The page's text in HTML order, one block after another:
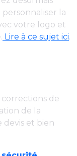
la
votre logo et
Lire à ce sujet ici.
de
de la
et bien